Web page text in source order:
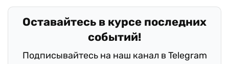
Оставайтесь в курсе последних
событий!
Подписывайтесь на наш канал в Telegram